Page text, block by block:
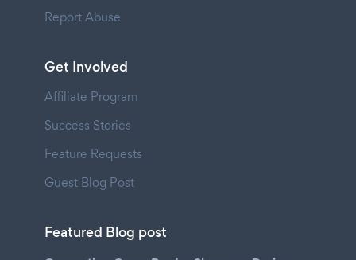
Report Abuse
Get Involved
Affiliate Program
Success Stories
Feature Requests
Guest Blog Post
Featured Blog post